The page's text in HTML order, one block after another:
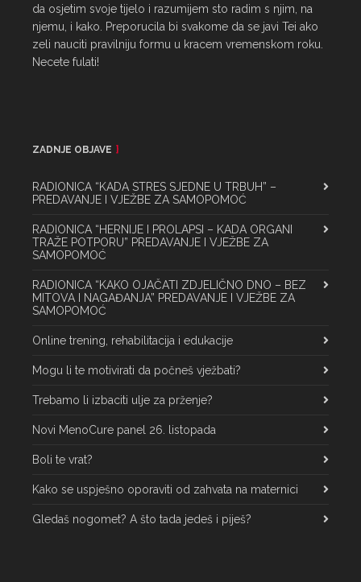
da osjetim svoje tijelo i razumijem sto radim s njim, na
njemu, i kako. Preporucila bi svakome da se javi Tei ako
zeli nauciti pravilniju formu u kracem vremenskom roku.
Necete fulati!
ZADNJE OBJAVE
RADIONICA “KADA STRES SJEDNE U TRBUH” –
PREDAVANJE I VJEŽBE ZA SAMOPOMOĆ
RADIONICA “HERNIJE I PROLAPSI – KADA ORGANI
TRAŽE POTPORU” PREDAVANJE I VJEŽBE ZA
SAMOPOMOĆ
RADIONICA “KAKO OJAČATI ZDJELIČNO DNO – BEZ
MITOVA I NAGAĐANJA” PREDAVANJE I VJEŽBE ZA
SAMOPOMOĆ
Online trening, rehabilitacija i edukacije
Mogu li te motivirati da počneš vježbati?
Trebamo li izbaciti ulje za prženje?
Novi MenoCure panel 26. listopada
Boli te vrat?
Kako se uspješno oporaviti od zahvata na maternici
Gledaš nogomet? A što tada jedeš i piješ?